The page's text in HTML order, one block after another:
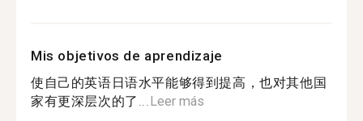
Mis objetivos de aprendizaje
使自己的英语日语水平能够得到提高，也对其他国
家有更深层次的了...Leer más